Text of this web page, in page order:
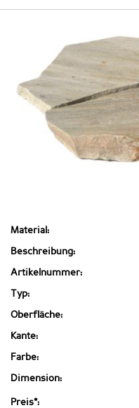
Material:
Beschreibung:
Artikelnummer:
Typ:
Oberfläche:
Kante:
Farbe:
Dimension:
Preis*: